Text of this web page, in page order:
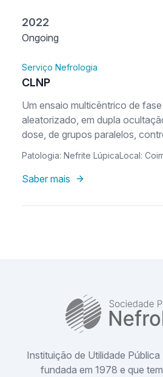
2022
Ongoing
Serviço Nefrologia
CLNP
Um ensaio multicêntrico de
aleatorizado, em dupla
dose, de grupos paralelos,
para avaliar a eficácia,
LNP023 em combinação com
com e sem corticosteroides
Patologia: Nefrite LúpicaLocal:
Saber mais
Instituição de Utilidade
fundada em 1978 e que